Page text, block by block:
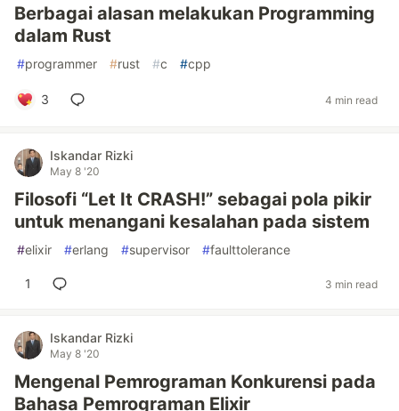
Berbagai alasan melakukan Programming
dalam Rust
#programmer #rust #c #cpp
3 4 min read
Iskandar Rizki
May 8 '20
Filosofi “Let It CRASH!” sebagai pola pikir
untuk menangani kesalahan pada sistem
#elixir #erlang #supervisor #faulttolerance
1 3 min read
Iskandar Rizki
May 8 '20
Mengenal Pemrograman Konkurensi pada
Bahasa Pemrograman Elixir